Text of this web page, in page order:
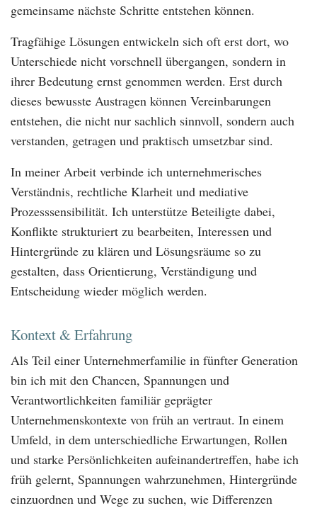
gemeinsame nächste Schritte entstehen können.
Tragfähige Lösungen entwickeln sich oft erst dort, wo
Unterschiede nicht vorschnell übergangen, sondern in
ihrer Bedeutung ernst genommen werden. Erst durch
dieses bewusste Austragen können Vereinbarungen
entstehen, die nicht nur sachlich sinnvoll, sondern auch
verstanden, getragen und praktisch umsetzbar sind.
In meiner Arbeit verbinde ich unternehmerisches
Verständnis, rechtliche Klarheit und mediative
Prozesssensibilität. Ich unterstütze Beteiligte dabei,
Konflikte strukturiert zu bearbeiten, Interessen und
Hintergründe zu klären und Lösungsräume so zu
gestalten, dass Orientierung, Verständigung und
Entscheidung wieder möglich werden.
Kontext & Erfahrung
Als Teil einer Unternehmerfamilie in fünfter Generation
bin ich mit den Chancen, Spannungen und
Verantwortlichkeiten familiär geprägter
Unternehmenskontexte von früh an vertraut. In einem
Umfeld, in dem unterschiedliche Erwartungen, Rollen
und starke Persönlichkeiten aufeinandertreffen, habe ich
früh gelernt, Spannungen wahrzunehmen, Hintergründe
einzuordnen und Wege zu suchen, wie Differenzen